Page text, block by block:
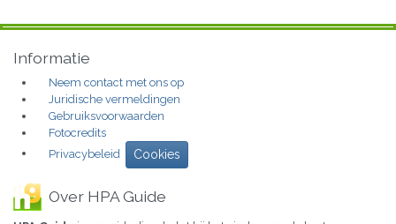
Informatie
Neem contact met ons op
Juridische vermeldingen
Gebruiksvoorwaarden
Fotocredits
Privacybeleid
Cookies
Over HPA Guide